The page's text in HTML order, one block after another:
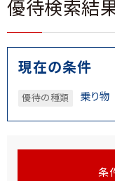
優待検索結
現在の条件
優待の種類 乗り物
条